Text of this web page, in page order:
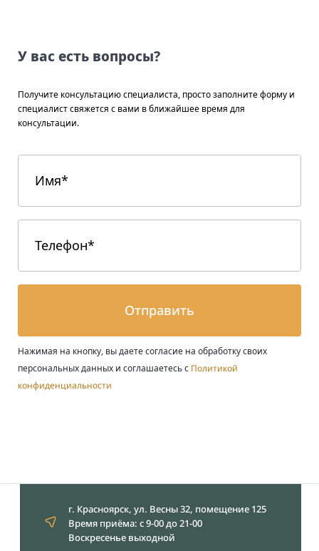
У вас есть вопросы?
Получите консультацию специалиста, просто заполните форму и
специалист свяжется с вами в ближайшее время для
консультации.
Отправить
Нажимая на кнопку, вы даете согласие на обработку своих
персональных данных и соглашаетесь с Политикой
конфиденциальности
г. Красноярск, ул. Весны 32, помещение 125
Время приёма: с 9-00 до 21-00
Воскресенье выходной